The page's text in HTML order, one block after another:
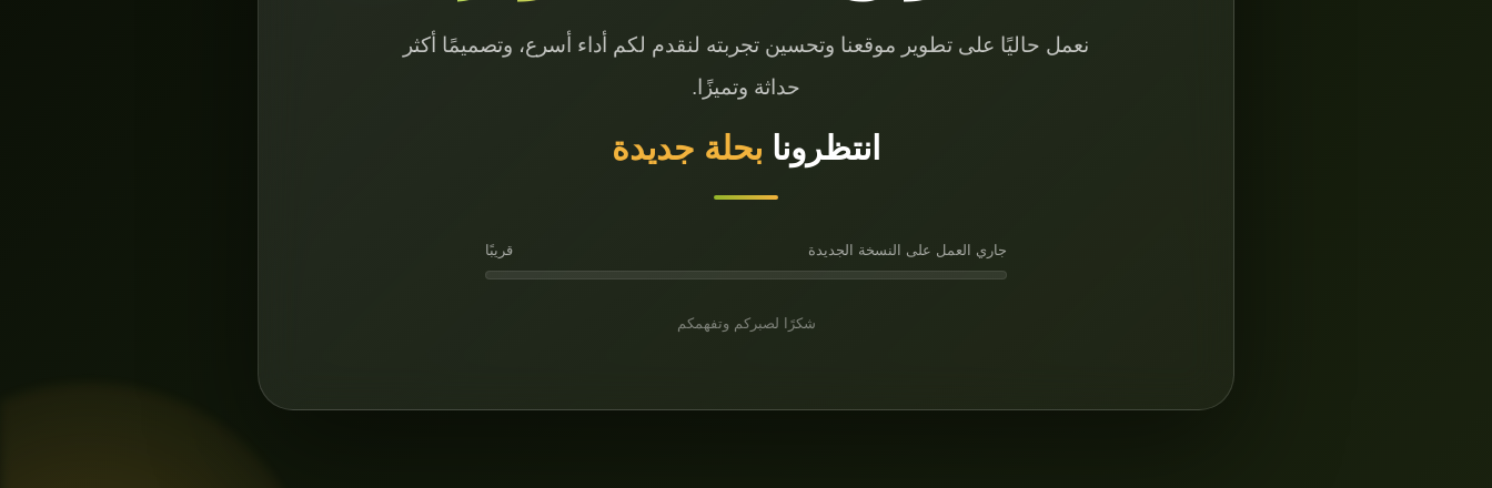
نعمل حاليًا على تطوير موقعنا وتحسين تجربته لنقدم لكم أداء أسرع، وتصميمًا أكثر
حداثة وتميزًا.
انتظرونا بحلة جديدة
جاري العمل على النسخة الجديدة قريبًا
شكرًا لصبركم وتفهمكم